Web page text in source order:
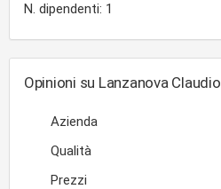
N. dipendenti: 1
Opinioni su Lanzanova Claudio
Azienda
Qualità
Prezzi